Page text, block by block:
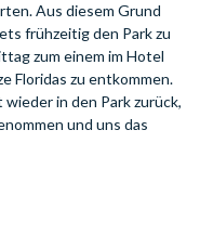
Aus diesem Grund
frühzeitig den Park zu
zum einem im Hotel
Floridas zu entkommen.
in den Park zurück,
und uns das